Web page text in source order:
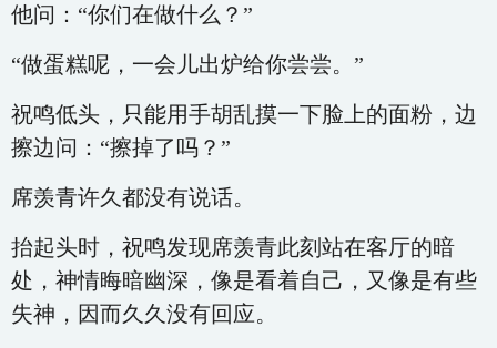
他问：“你们在做什么？”
“做蛋糕呢，一会儿出炉给你尝尝。”
祝鸣低头，只能用手胡乱摸一下脸上的面粉，边
擦边问：“擦掉了吗？”
席羡青许久都没有说话。
抬起头时，祝鸣发现席羡青此刻站在客厅的暗
处，神情晦暗幽深，像是看着自己，又像是有些
失神，因而久久没有回应。